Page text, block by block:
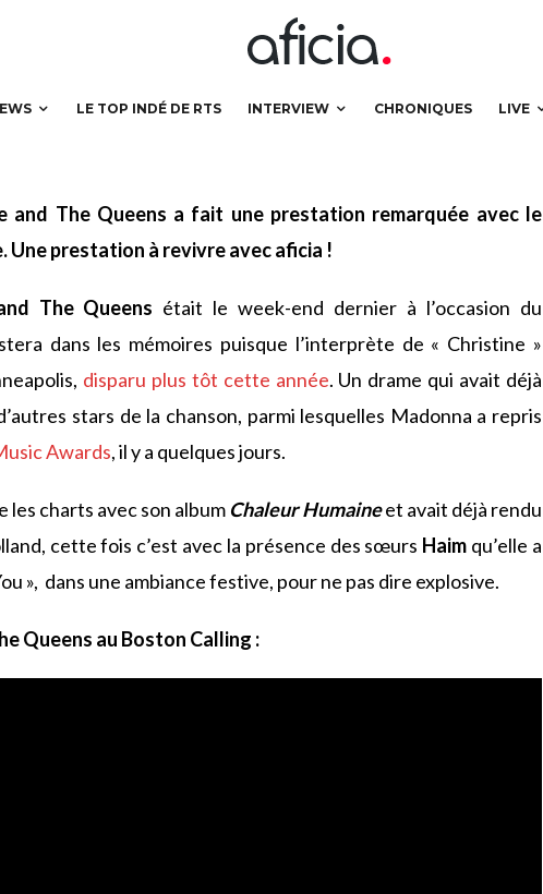
LE TOP INDÉ DE RTS INTERVIEW CHRONIQUES LIVE
and The Queens a fait une prestation remarquée avec le
Une prestation à revivre avec aficia !
The Queens était le week-end dernier à l’occasion du
dans les mémoires puisque l’interprète de « Christine »
disparu plus tôt cette année. Un drame qui avait déjà
stars de la chanson, parmi lesquelles Madonna a repris
Awards, il y a quelques jours.
les charts avec son album Chaleur Humaineet avait déjà rendu
cette fois c’est avec la présence des sœurs Haim qu’elle a
», dans une ambiance festive, pour ne pas dire explosive.
Queens au Boston Calling :